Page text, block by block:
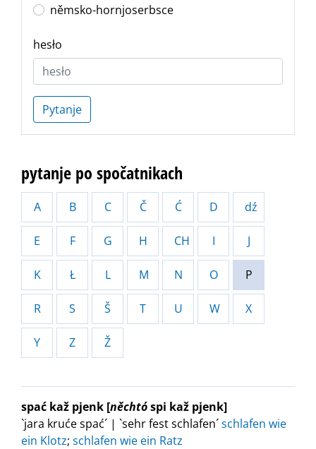
němsko-hornjoserbsce
hesło
Pytanje
pytanje po spočatnikach
A B C Č Ć D dź
E F G H CH I J
K Ł L M N O P
R S Š T U W X
Y Z Ž
spać kaž pjenk [něchtóspi kaž pjenk]
`jara kruće spać´ | `sehr fest schlafen´schlafen wie
ein Klotz; schlafen wie ein Ratz